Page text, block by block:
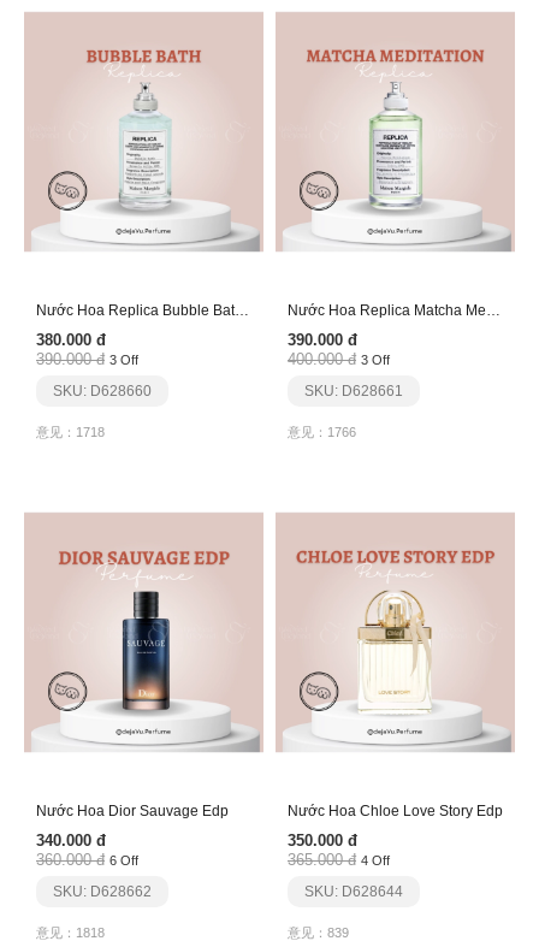
Nước Hoa Replica Bubble Bath Edt
380.000 đ
390.000 đ 3 Off
SKU: D628660
意见：1718
Nước Hoa Replica Matcha Meditation Edt
390.000 đ
400.000 đ 3 Off
SKU: D628661
意见：1766
Nước Hoa Dior Sauvage Edp
340.000 đ
360.000 đ 6 Off
SKU: D628662
意见：1818
Nước Hoa Chloe Love Story Edp
350.000 đ
365.000 đ 4 Off
SKU: D628644
意见：839